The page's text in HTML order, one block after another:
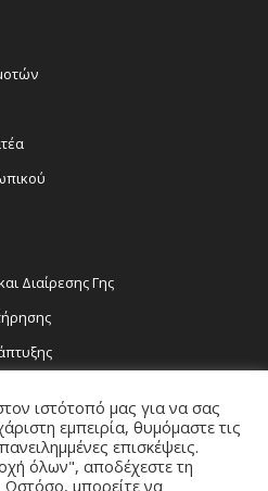
Διαίρεσης Γης
ιστότοπό μας για να σας
εμπειρία, θυμόμαστε τις
επισκέψεις.
όλων", αποδέχεστε τη
μπορείτε να